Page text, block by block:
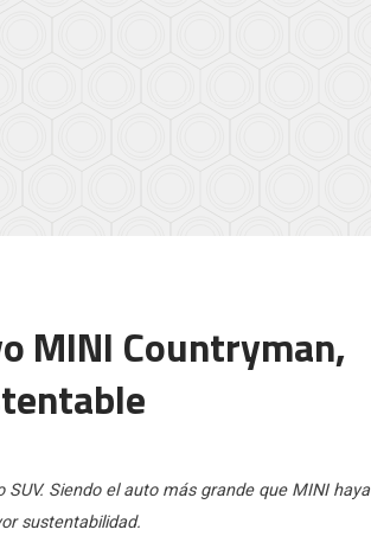
MINI Countryman,
Siendo el auto más grande que MINI haya
sustentabilidad.